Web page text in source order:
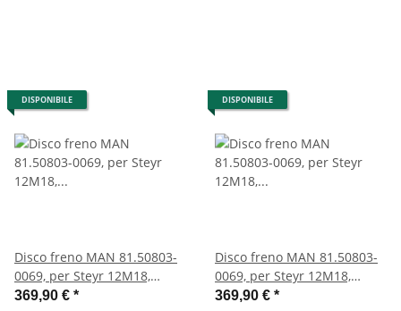
DISPONIBILE
Disco freno MAN 81.50803-
0069, per Steyr 12M18,
revisionato, 32,5 mm
369,90 € *
DISPONIBILE
Disco freno MAN 81.50803-
0069, per Steyr 12M18,
revisionato, 32,55 mm
369,90 € *